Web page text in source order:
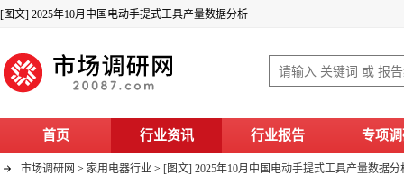
[图文] 2025年10月中国电动手提式工具产量数据分析
首页 行业资讯 行业报告 专项
市场调研网 > 家用电器行业 > [图文] 2025年10月中国电动手提式工具产量数据分